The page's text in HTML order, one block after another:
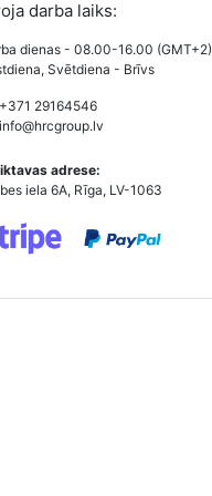
darba laiks:
dienas - 08.00-16.00 (GMT+2)
Svētdiena - Brīvs
29164546
info@hrcgroup.lv
adrese:
iela 6A, Rīga, LV-1063